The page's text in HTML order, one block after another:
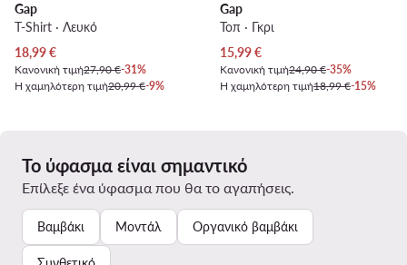
Gap
T-Shirt · Λευκό
Τρέχουσα τιμή
18,99€
Κανονική τιμή27,90 €-31%
Η χαμηλότερη τιμή20,99 €-9%
Gap
Τοπ · Γκρι
Τρέχουσα τιμή
15,99€
Κανονική τιμή24,90 €-35%
Η χαμηλότερη τιμή18,99 €-15%
Το ύφασμα είναι σημαντικό
Επίλεξε ένα ύφασμα που θα το αγαπήσεις.
Βαμβάκι Μοντάλ Οργανικό βαμβάκι